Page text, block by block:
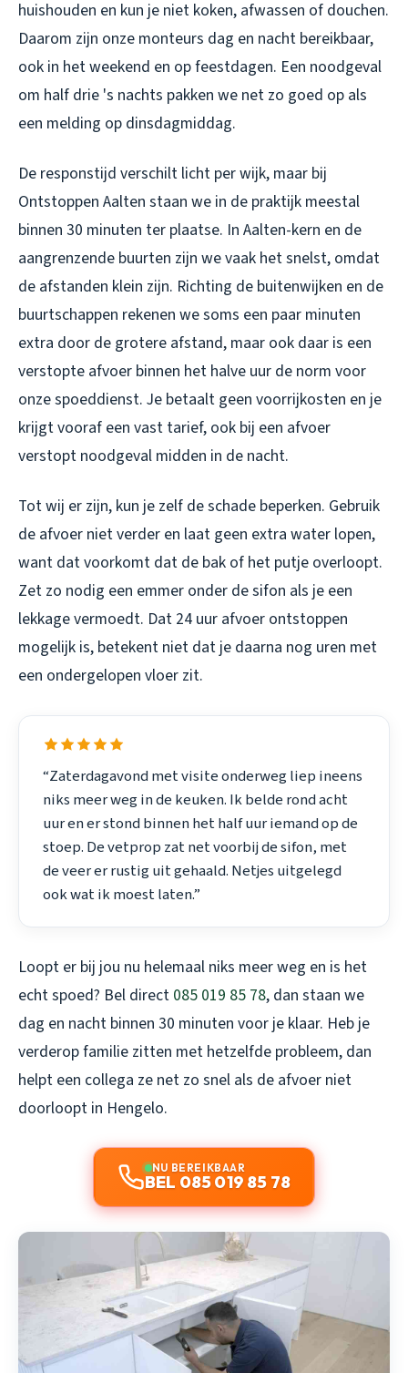
huishouden en kun je niet koken, afwassen of douchen.
Daarom zijn onze monteurs dag en nacht bereikbaar,
ook in het weekend en op feestdagen. Een noodgeval
om half drie 's nachts pakken we net zo goed op als
een melding op dinsdagmiddag.
De responstijd verschilt licht per wijk, maar bij
Ontstoppen Aalten staan we in de praktijk meestal
binnen 30 minuten ter plaatse. In Aalten-kern en de
aangrenzende buurten zijn we vaak het snelst, omdat
de afstanden klein zijn. Richting de buitenwijken en de
buurtschappen rekenen we soms een paar minuten
extra door de grotere afstand, maar ook daar is een
verstopte afvoer binnen het halve uur de norm voor
onze spoeddienst. Je betaalt geen voorrijkosten en je
krijgt vooraf een vast tarief, ook bij een afvoer
verstopt noodgeval midden in de nacht.
Tot wij er zijn, kun je zelf de schade beperken. Gebruik
de afvoer niet verder en laat geen extra water lopen,
want dat voorkomt dat de bak of het putje overloopt.
Zet zo nodig een emmer onder de sifon als je een
lekkage vermoedt. Dat 24 uur afvoer ontstoppen
mogelijk is, betekent niet dat je daarna nog uren met
een ondergelopen vloer zit.
“Zaterdagavond met visite onderweg liep ineens
niks meer weg in de keuken. Ik belde rond acht
uur en er stond binnen het half uur iemand op de
stoep. De vetprop zat net voorbij de sifon, met
de veer er rustig uit gehaald. Netjes uitgelegd
ook wat ik moest laten.”
Loopt er bij jou nu helemaal niks meer weg en is het
echt spoed? Bel direct 085 019 85 78, dan staan we
dag en nacht binnen 30 minuten voor je klaar. Heb je
verderop familie zitten met hetzelfde probleem, dan
helpt een collega ze net zo snel als de afvoer niet
doorloopt in Hengelo.
NU BEREIKBAAR
BEL 085 019 85 78